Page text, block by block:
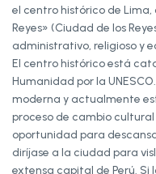
el centro histórico de
Reyes» (Ciudad de los
administrativo, religioso y
El centro histórico está
Humanidad por la
moderna y actualmente
proceso de cambio
oportunidad para
diríjase a la ciudad para
extensa capital de Perú. Si